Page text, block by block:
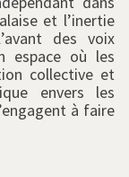
et l’inertie
des voix
espace où les
collective et
envers les
à faire